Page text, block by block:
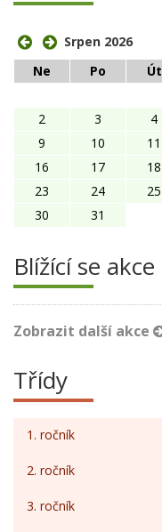
Srpen 2026
Ne
Po Út
2
3 4
9
10 11
16
17 18
23
24 25
30
31
Blížící se akce
Zobrazit další akce
Třídy
1. ročník
2. ročník
3. ročník